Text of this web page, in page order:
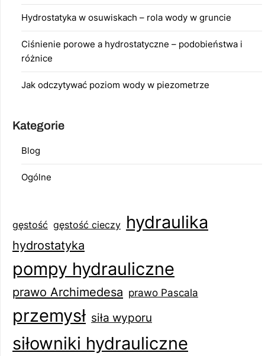
Hydrostatyka w osuwiskach – rola wody w gruncie
Ciśnienie porowe a hydrostatyczne – podobieństwa i
różnice
Jak odczytywać poziom wody w piezometrze
Kategorie
Blog
Ogólne
gęstość gęstość cieczy hydraulika
hydrostatyka
pompy hydrauliczne
prawo Archimedesa prawo Pascala
przemysł siła wyporu
siłowniki hydrauliczne